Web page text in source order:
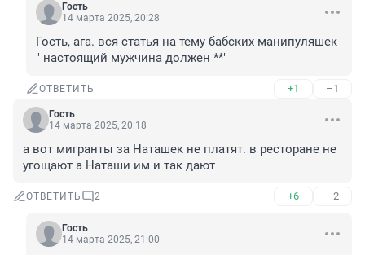
Гость
14 марта 2025, 20:28
Гость, ага. вся статья на тему бабских манипуляшек
" настоящий мужчина должен **"
ОТВЕТИТЬ +1 –1
Гость
14 марта 2025, 20:18
а вот мигранты за Наташек не платят. в ресторане не
угощают а Наташи им и так дают
ОТВЕТИТЬ 2 +6 –2
Гость
14 марта 2025, 21:00